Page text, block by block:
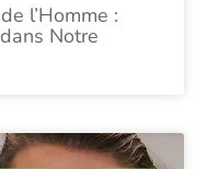
l’Homme :
Notre